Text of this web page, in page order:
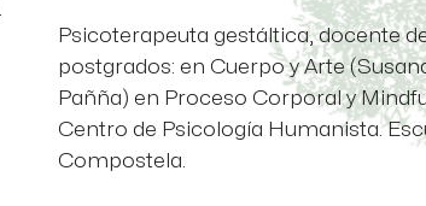
Psicoterapeuta gestáltica, docente
postgrados: en Cuerpo y Arte
Pañña) en Proceso Corporal y
Centro de Psicología Humanista.
Compostela.